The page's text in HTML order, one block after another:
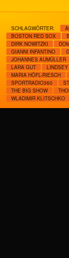
SCHLAGWÖRTER:
BOSTON RED SOX
DIRK NOWITZKI
GIANNI INFANTINO
JOHANNES AUMÜLLER
LARA GUT
MARIA HÖFL-RIESCH
SPORTRADIO360
THE BIG SHOW
WLADIMIR KLITSCHKO